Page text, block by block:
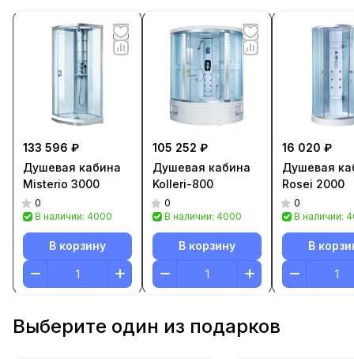
133 596 ₽
Душевая кабина
Misterio 3000
0
В наличии: 4000
В корзину
105 252 ₽
Душевая кабина
Kolleri-800
0
В наличии: 4000
В корзину
16 020 ₽
Душевая
Rosei 2000
0
В наличии:
В
Выберите один из подарков